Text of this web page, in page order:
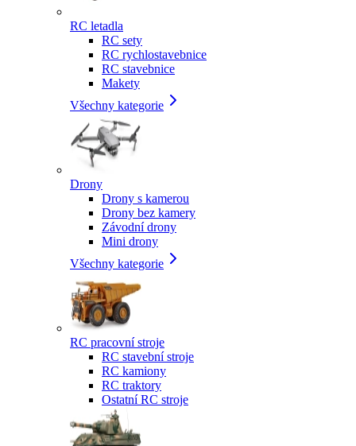
RC letadla
RC sety
RC rychlostavebnice
RC stavebnice
Makety
Všechny kategorie
Drony
Drony s kamerou
Drony bez kamery
Závodní drony
Mini drony
Všechny kategorie
RC pracovní stroje
RC stavební stroje
RC kamiony
RC traktory
Ostatní RC stroje